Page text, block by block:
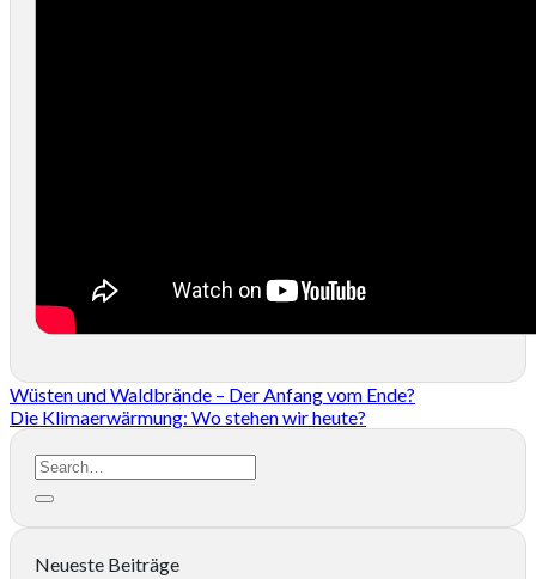
Wüsten und Waldbrände – Der Anfang vom Ende?
Die Klimaerwärmung: Wo stehen wir heute?
Neueste Beiträge